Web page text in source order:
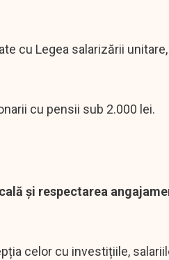
cu Legea salarizării
cu pensii sub 2.000 lei.
și respectarea
celor cu investițiile,